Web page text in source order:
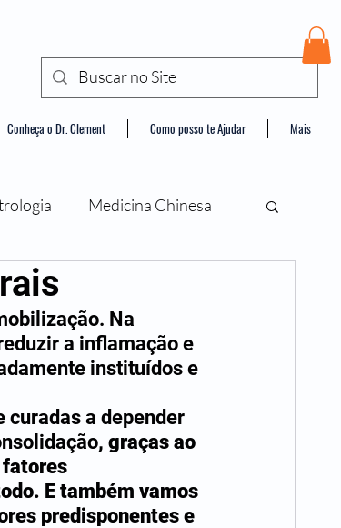
Conheça o Dr. Clement Como posso te Ajudar Mais
Medicina Chinesa
Na
a inflamação e
instituídos e
a depender
, graças ao
E também vamos
predisponentes e